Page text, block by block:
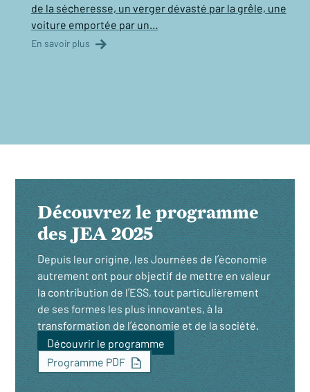
de la sécheresse, un verger dévasté par la grêle, une
voiture emportée par un…
En savoir plus
Découvrez le programme
des JEA 2025
Depuis leur origine, les Journées de l’économie
autrement ont pour objectif de mettre en valeur
la contribution de l’ESS, tout particulièrement
de ses formes les plus innovantes, à la
transformation de l’économie et de la société.
Découvrir le programme
Programme PDF